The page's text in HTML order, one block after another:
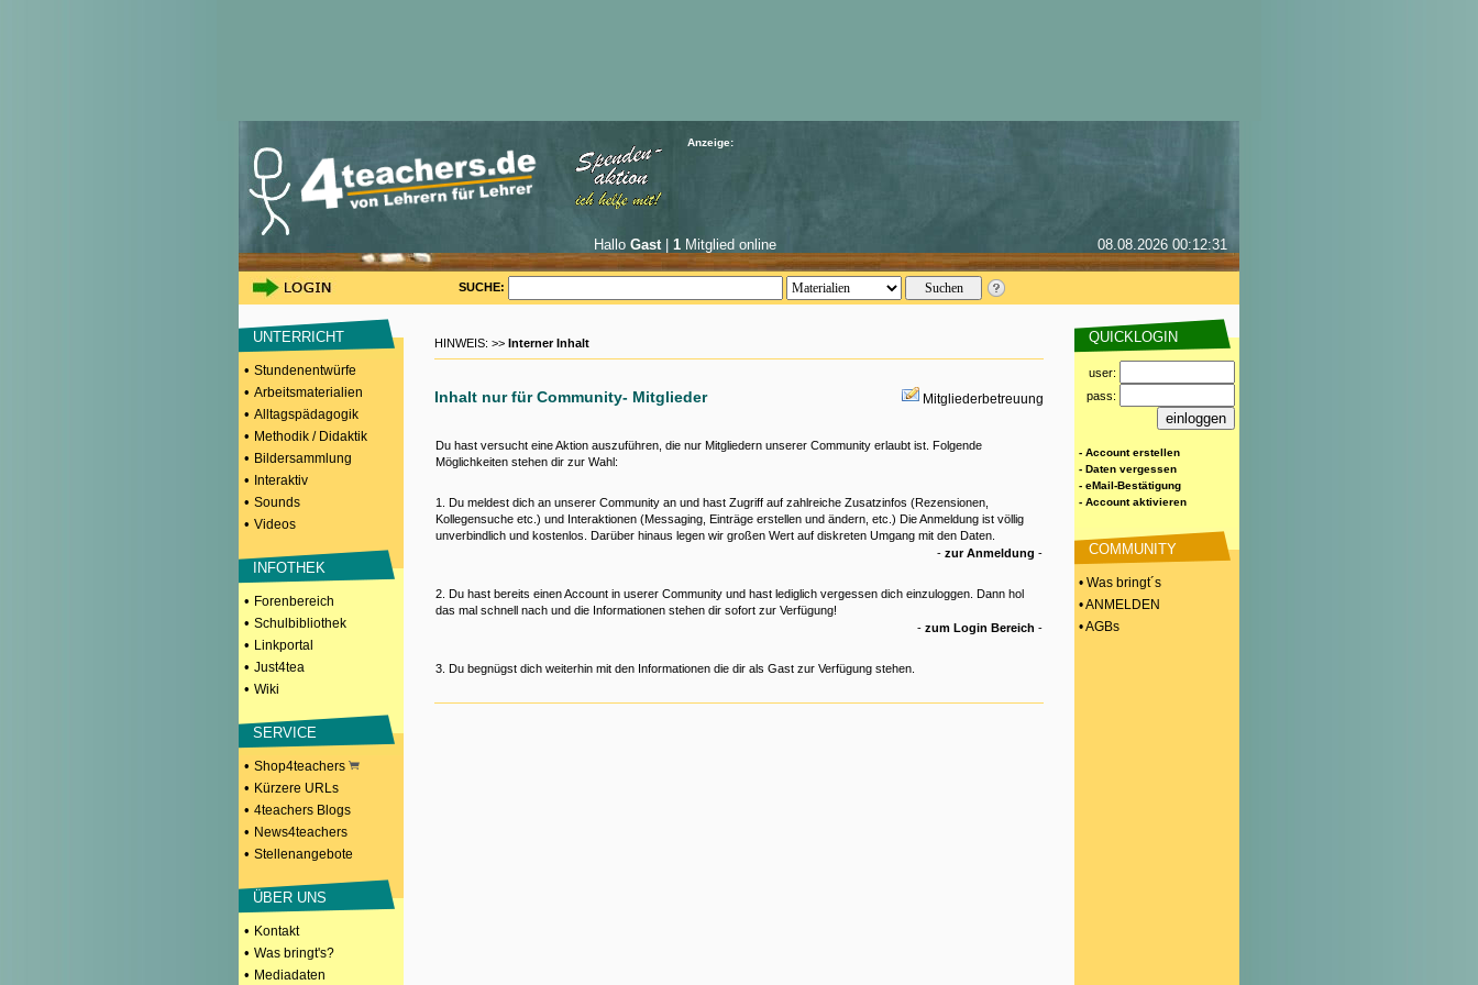
Anzeige:
Hallo Gast| 1 Mitglied online 08.08.2026 00:12:31
SUCHE:
UNTERRICHT
• Stundenentwürfe
• Arbeitsmaterialien
• Alltagspädagogik
• Methodik / Didaktik
• Bildersammlung
• Interaktiv
• Sounds
• Videos
INFOTHEK
• Forenbereich
• Schulbibliothek
• Linkportal
• Just4tea
• Wiki
SERVICE
• Shop4teachers
• Kürzere URLs
• 4teachers Blogs
• News4teachers
• Stellenangebote
ÜBER UNS
• Kontakt
• Was bringt's?
• Mediadaten
HINWEIS: >> Interner Inhalt
Inhalt nur für Community- Mitglieder Mitgliederbetreuung
Du hast versucht eine Aktion auszuführen, die nur Mitgliedern unserer Community erlaubt ist. Folgende
Möglichkeiten stehen dir zur Wahl:
1. Du meldest dich an unserer Community an und hast Zugriff auf zahlreiche Zusatzinfos (Rezensionen,
Kollegensuche etc.) und Interaktionen (Messaging, Einträge erstellen und ändern, etc.) Die Anmeldung ist völlig
unverbindlich und kostenlos. Darüber hinaus legen wir großen Wert auf diskreten Umgang mit den Daten.
- zur Anmeldung -
2. Du hast bereits einen Account in userer Community und hast lediglich vergessen dich einzuloggen. Dann hol
das mal schnell nach und die Informationen stehen dir sofort zur Verfügung!
- zum Login Bereich -
3. Du begnügst dich weiterhin mit den Informationen die dir als Gast zur Verfügung stehen.
QUICKLOGIN
user:
pass:
- Account erstellen
- Daten vergessen
- eMail-Bestätigung
- Account aktivieren
COMMUNITY
• Was bringt´s
• ANMELDEN
• AGBs